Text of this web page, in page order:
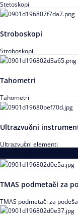
Stetoskopi
Stroboskopi
Stroboskopi
Tahometri
Tahometri
Ultrazvučni
Ultrazvučni elementi
TMAS podmetači za
TMAS podmetači za